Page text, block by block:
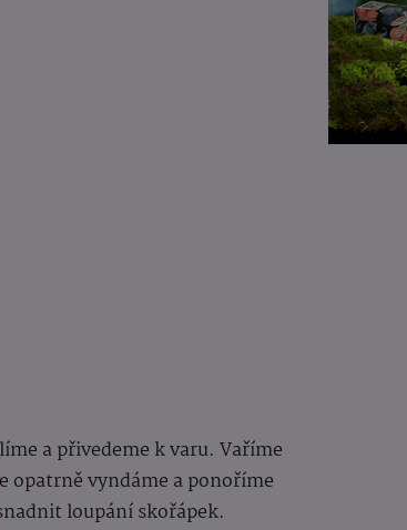
a přivedeme k varu. Vaříme
opatrně vyndáme a ponoříme
loupání skořápek.